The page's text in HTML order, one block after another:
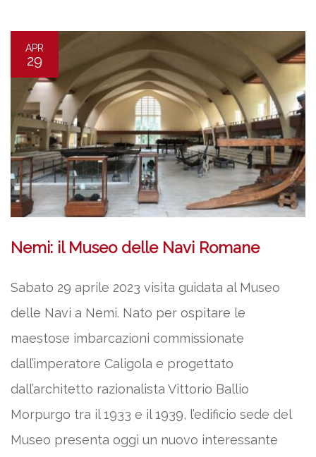
APR
29
Nemi: il Museo delle Navi Romane
Sabato 29 aprile 2023 visita guidata al Museo
delle Navi a Nemi. Nato per ospitare le
maestose imbarcazioni commissionate
dall’imperatore Caligola e progettato
dall’architetto razionalista Vittorio Ballio
Morpurgo tra il 1933 e il 1939, l’edificio sede del
Museo presenta oggi un nuovo interessante